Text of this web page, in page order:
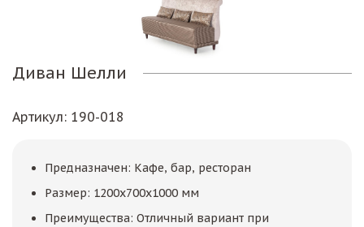
Диван Шелли
Артикул: 190-018
Предназначен: Кафе, бар, ресторан
Размер: 1200х700х1000 мм
Преимущества: Отличный вариант при